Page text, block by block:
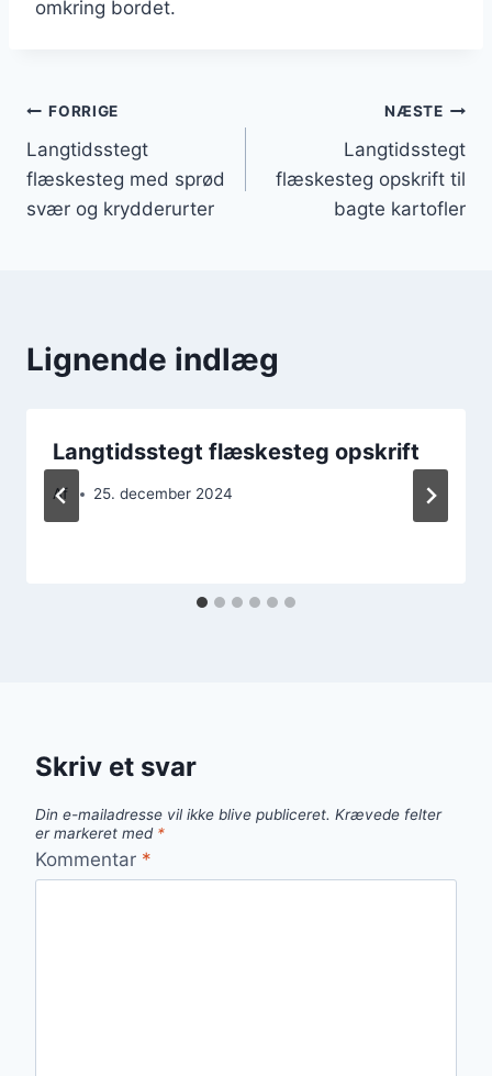
omkring bordet.
Indlægsnavigation
FORRIGE
Langtidsstegt
flæskesteg med sprød
svær og krydderurter
NÆSTE
Langtidsstegt
flæskesteg opskrift til
bagte kartofler
Lignende indlæg
Langtidsstegt flæskesteg opskrift
Af 25. december 2024
Skriv et svar
Din e-mailadresse vil ikke blive publiceret. Krævede felter
er markeret med *
Kommentar *